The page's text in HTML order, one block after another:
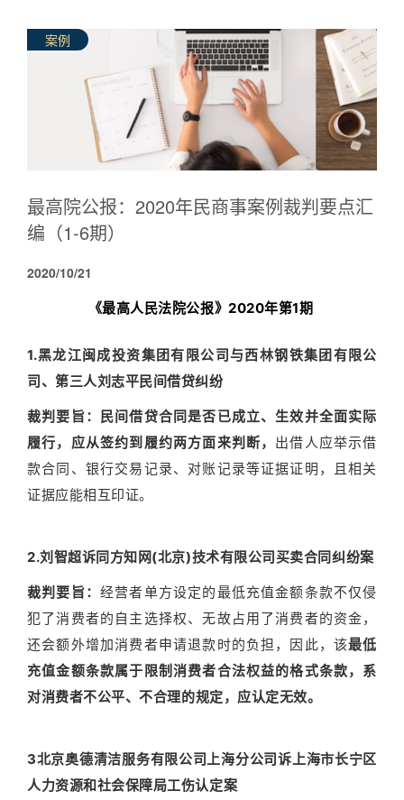
案例
最高院公报：2020年民商事案例裁判要点汇
编（1-6期）
2020/10/21
《最高人民法院公报》2020年第1期
1.黑龙江闽成投资集团有限公司与西林钢铁集团有限公
司、第三人刘志平民间借贷纠纷
裁判要旨： 民间借贷合同是否已成立、生效并全面实际
履行，应从签约到履约两方面来判断， 出借人应举示借
款合同、银行交易记录、对账记录等证据证明，且相关
证据应能相互印证。
2.刘智超诉同方知网(北京)技术有限公司买卖合同纠纷案
裁判要旨： 经营者单方设定的最低充值金额条款不仅侵
犯了消费者的自主选择权、无故占用了消费者的资金，
还会额外增加消费者申请退款时的负担，因此，该最低
充值金额条款属于限制消费者合法权益的格式条款，系
对消费者不公平、不合理的规定，应认定无效。
3北京奥德清洁服务有限公司上海分公司诉上海市长宁区
人力资源和社会保障局工伤认定案